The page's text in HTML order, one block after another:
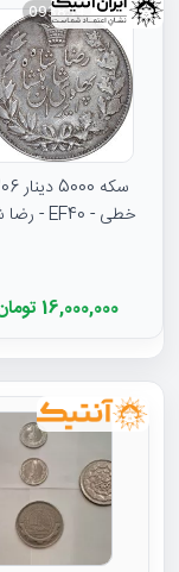
093834
سکه
خطی - EF40 - رضا شاه
16,000,000 تومان